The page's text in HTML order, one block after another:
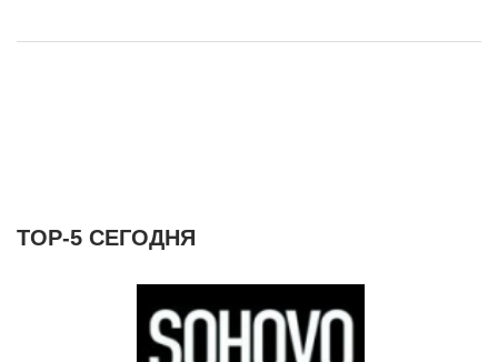
ТОР-5 СЕГОДНЯ